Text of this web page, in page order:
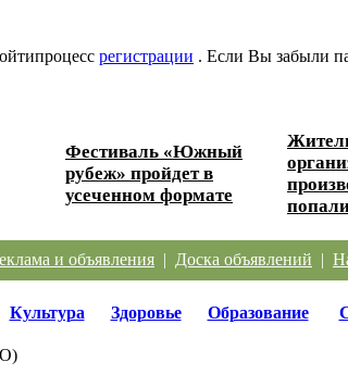
регистрации . Если Вы забыли
Фестиваль «Южный
рубеж» пройдет в
усеченном формате
и объявления | Доска объявлений |
Культура Здоровье Образование